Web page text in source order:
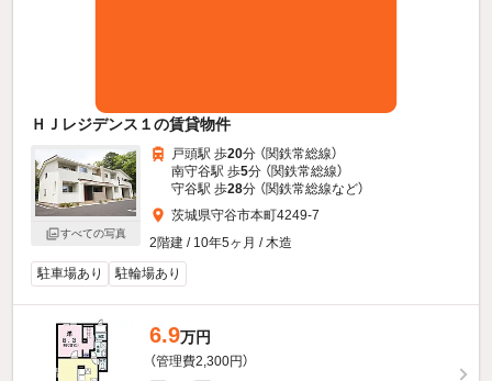
ＨＪレジデンス１の賃貸物件
すべての写真
戸頭駅 歩20分 （関鉄常総線）
南守谷駅 歩5分 （関鉄常総線）
守谷駅 歩28分 （関鉄常総線など）
茨城県守谷市本町4249-7
2階建 / 10年5ヶ月 / 木造
駐車場あり
駐輪場あり
6.9万円
（管理費2,300円）